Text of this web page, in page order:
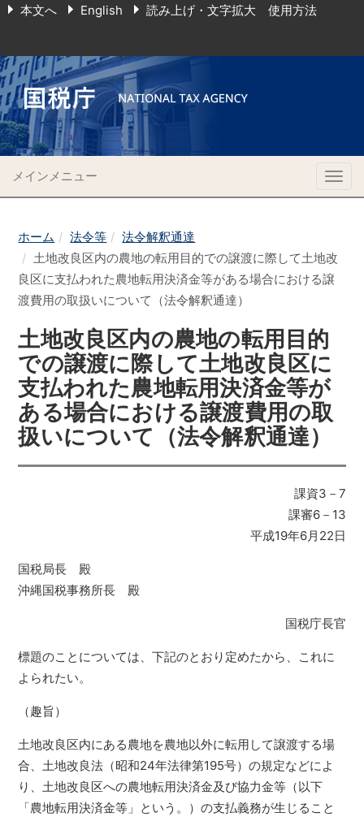
本文へ English 読み上げ・文字拡大 使用方法
メインメニュー
ホーム 法令等
法令解釈通達
土地改良区内の農地の転用目的での譲渡に際して土地改
良区に支払われた農地転用決済金等がある場合における譲
渡費用の取扱いについて（法令解釈通達）
土地改良区内の農地の転用目的
での譲渡に際して土地改良区に
支払われた農地転用決済金等が
ある場合における譲渡費用の取
扱いについて（法令解釈通達）
課資3－7
課審6－13
平成19年6月22日
国税局長 殿
沖縄国税事務所長 殿
国税庁長官
標題のことについては、下記のとおり定めたから、これに
よられたい。
（趣旨）
土地改良区内にある農地を農地以外に転用して譲渡する場
合、土地改良法（昭和24年法律第195号）の規定などによ
り、土地改良区への農地転用決済金及び協力金等（以下
「農地転用決済金等」という。）の支払義務が生じること